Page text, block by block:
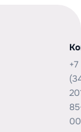
+7
00